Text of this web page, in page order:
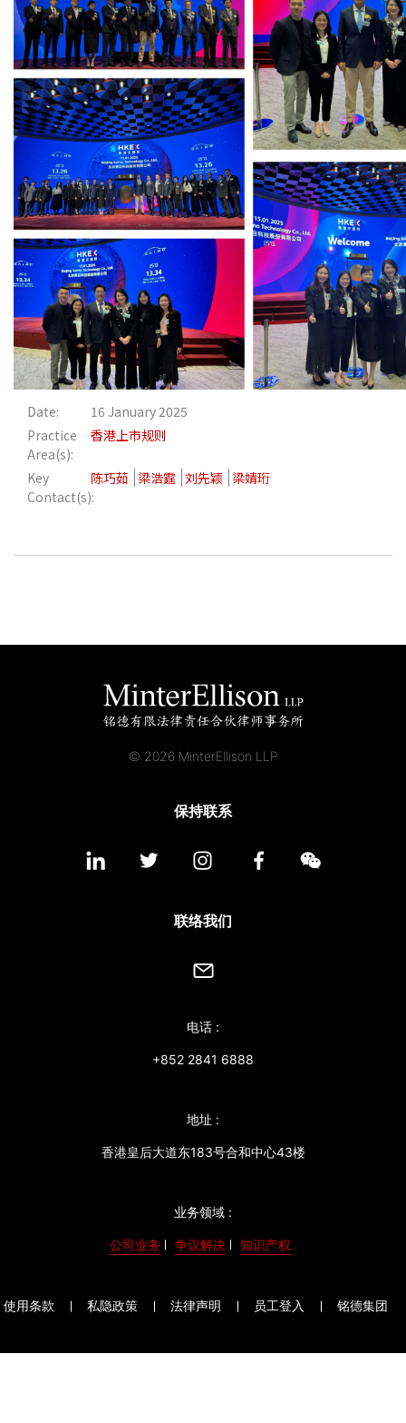
地点
Date:
16 January 2025
Practice
Area(s):
香港上市规则
Key
Contact(s):
陈巧茹 梁浩霆 刘先颖 梁婧珩
© 2026 MinterEllison LLP
保持联系
联络我们
电话 :
+852 2841 6888
地址 :
香港皇后大道东183号合和中心43楼
业务领域 :
公司业务 争议解决 知识产权
使用条款 私隐政策 法律声明 员工登入 铭德集团